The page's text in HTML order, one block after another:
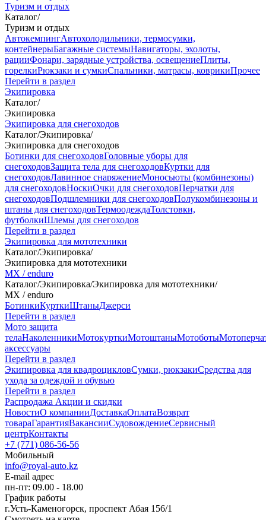
Туризм и отдых
Каталог/
Туризм и отдых
АвтокемпингАвтохолодильники, термосумки,
контейнерыБагажные системыНавигаторы, эхолоты,
рацииФонари, зарядные устройства, освещениеПлиты,
горелкиРюкзаки и сумкиСпальники, матрасы, коврикиПрочее
Перейти в раздел
Экипировка
Каталог/
Экипировка
Экипировка для снегоходов
Каталог/Экипировка/
Экипировка для снегоходов
Ботинки для снегоходовГоловные уборы для
снегоходовЗащита тела для снегоходовКуртки для
снегоходовЛавинное снаряжениеМоносьюты (комбинезоны)
для снегоходовНоскиОчки для снегоходовПерчатки для
снегоходовПодшлемники для снегоходовПолукомбинезоны и
штаны для снегоходовТермоодеждаТолстовки,
футболкиШлемы для снегоходов
Перейти в раздел
Экипировка для мототехники
Каталог/Экипировка/
Экипировка для мототехники
MX / enduro
Каталог/Экипировка/Экипировка для мототехники/
MX / enduro
БотинкиКурткиШтаныДжерси
Перейти в раздел
Мото защита
телаНаколенникиМотокурткиМотоштаныМотоботы
аксессуары
Перейти в раздел
Экипировка для квадроцикловСумки, рюкзакиСредства для
ухода за одеждой и обувью
Перейти в раздел
Распродажа Акции и скидки
НовостиО компанииДоставкаОплатаВозврат
товараГарантияВакансииСудовождениеСервисный
центрКонтакты
+7 (771) 086-56-56
Мобильный
info@royal-auto.kz
E-mail адрес
пн-пт: 09.00 - 18.00
График работы
г.Усть-Каменогорск, проспект Абая 156/1